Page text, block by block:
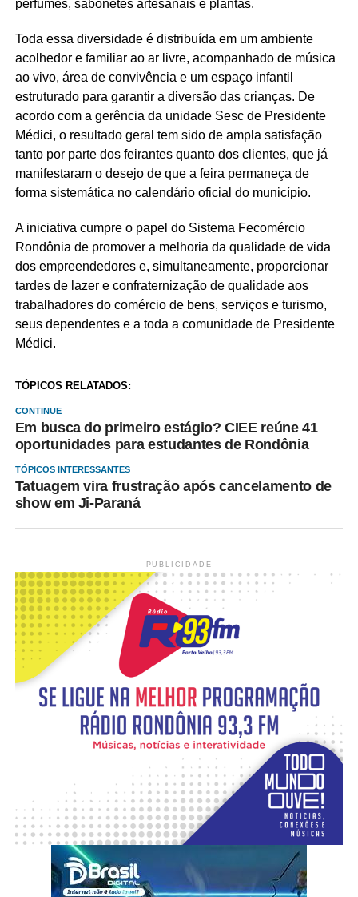
perfumes, sabonetes artesanais e plantas.
Toda essa diversidade é distribuída em um ambiente
acolhedor e familiar ao ar livre, acompanhado de música
ao vivo, área de convivência e um espaço infantil
estruturado para garantir a diversão das crianças. De
acordo com a gerência da unidade Sesc de Presidente
Médici, o resultado geral tem sido de ampla satisfação
tanto por parte dos feirantes quanto dos clientes, que já
manifestaram o desejo de que a feira permaneça de
forma sistemática no calendário oficial do município.
A iniciativa cumpre o papel do Sistema Fecomércio
Rondônia de promover a melhoria da qualidade de vida
dos empreendedores e, simultaneamente, proporcionar
tardes de lazer e confraternização de qualidade aos
trabalhadores do comércio de bens, serviços e turismo,
seus dependentes e a toda a comunidade de Presidente
Médici.
TÓPICOS RELATADOS:
CONTINUE
Em busca do primeiro estágio? CIEE reúne 41
oportunidades para estudantes de Rondônia
TÓPICOS INTERESSANTES
Tatuagem vira frustração após cancelamento de
show em Ji-Paraná
PUBLICIDADE